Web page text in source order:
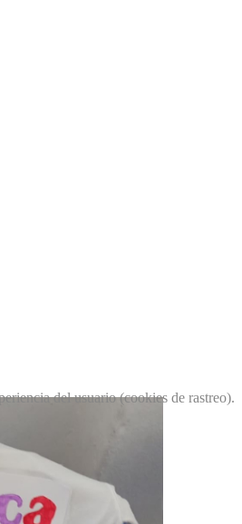
del usuario (cookies de rastreo).